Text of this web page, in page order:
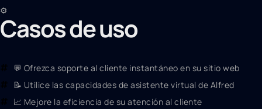
⚙️
Casos de uso
💬 Ofrezca soporte al cliente instantáneo en su sitio web
📝 Utilice las capacidades de asistente virtual de Alfred
📈 Mejore la eficiencia de su atención al cliente